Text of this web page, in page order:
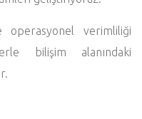
operasyonel verimliliği
bilişim alanındaki